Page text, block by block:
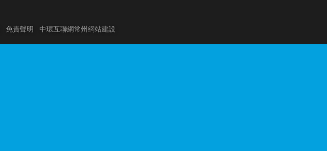
免責聲明 中環互聯網常州網站建設